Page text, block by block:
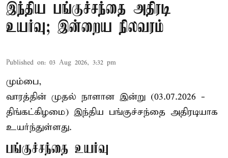
இந்திய பங்குச்சந்தை அதிரடி
உயர்வு; இன்றைய நிலவரம்
Published on: 03 Aug 2026, 3:32 pm
மும்பை,
வாரத்தின் முதல் நாளான இன்று (03.07.2026 -
திங்கட்கிழமை) இந்திய பங்குச்சந்தை அதிரடியாக
உயர்ந்துள்ளது.
பங்குச்சந்தை உயர்வு